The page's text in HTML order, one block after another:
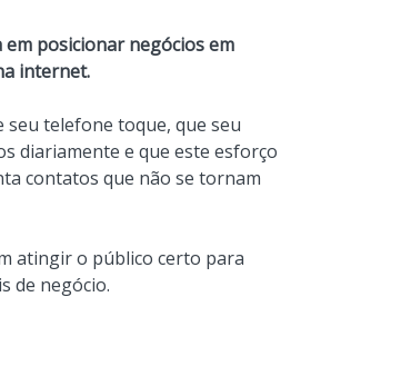
em posicionar negócios em
internet.
seu telefone toque, que seu
diariamente e que este esforço
contatos que não se tornam
atingir o público certo para
de negócio.